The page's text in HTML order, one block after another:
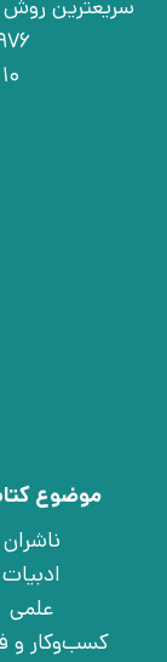
سریعترین روش
021-66410976 | 09030925756
10 صبح الی 15 (3 بعد از ظهر)
موضوع
ناشران
ادبیات
علمی
کسب‌وکار و